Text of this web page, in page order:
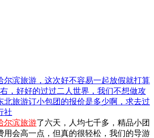
尔滨旅游，这次好不容易一起放假就打算
，好好的过过二人世界，我们不想做攻
北旅游订小包团的报价是多少啊，求去过
社
尔滨旅游了六天，人均七千多，精品小团
用会高一点，但真的很轻松，我们的导游